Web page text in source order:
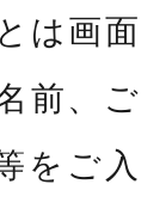
は画面
前、ご
をご入